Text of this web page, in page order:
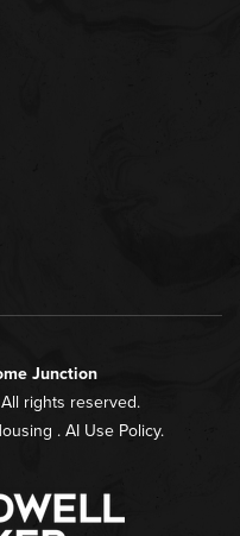
Junction
rights reserved.
. AI Use Policy.